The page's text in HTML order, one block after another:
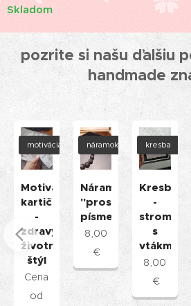
Skladom
pozrite si našu ďalšiu
handmade
Motivačné
kartičky
-
zdravý
životný
štýl
motivácia
Cena
od
Náramok
"prosím
písmeno"
náramok
8,00
€
Kresba
-
stromy
s
vtákmi
kresba
8,00
€